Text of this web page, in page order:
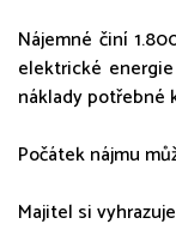
Nájemné činí
elektrické
náklady potřebné
Počátek nájmu
Majitel si